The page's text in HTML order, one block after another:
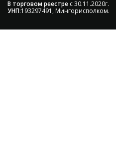
В торговом реестре с 30.11.2020г.
УНП:193297491, Мингорисполком.